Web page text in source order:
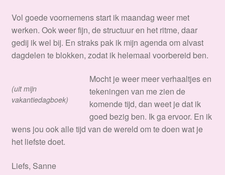
Vol goede voornemens start ik maandag weer met
werken. Ook weer fijn, de structuur en het ritme, daar
gedij ik wel bij. En straks pak ik mijn agenda om alvast
dagdelen te blokken, zodat ik helemaal voorbereid ben.
(uit mijn
vakantiedagboek)
Mocht je weer meer verhaaltjes en
tekeningen van me zien de
komende tijd, dan weet je dat ik
goed bezig ben. Ik ga ervoor. En ik
wens jou ook alle tijd van de wereld om te doen wat je
het liefste doet.
Liefs, Sanne